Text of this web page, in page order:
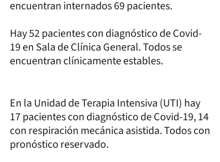
encuentran internados 69 pacientes.
Hay 52 pacientes con diagnóstico de Covid-
19 en Sala de Clínica General. Todos se
encuentran clínicamente estables.
En la Unidad de Terapia Intensiva (UTI) hay
17 pacientes con diagnóstico de Covid-19, 14
con respiración mecánica asistida. Todos con
pronóstico reservado.